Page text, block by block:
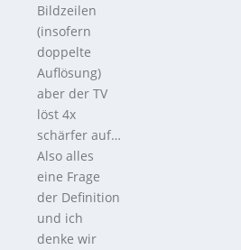
Bildzeilen
(insofern
doppelte
Auflösung)
aber der TV
löst 4x
schärfer auf…
Also alles
eine Frage
der Definition
und ich
denke wir